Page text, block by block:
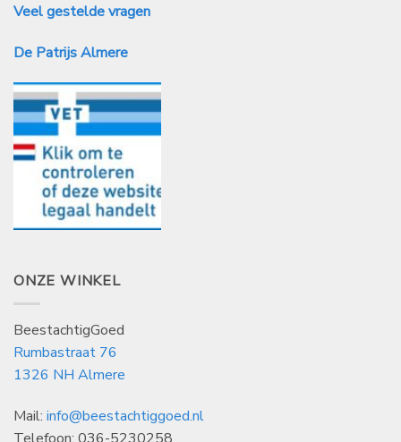
Veel gestelde vragen
De Patrijs Almere
ONZE WINKEL
BeestachtigGoed
Rumbastraat 76
1326 NH Almere
Mail: info@beestachtiggoed.nl
Telefoon: 036-5230258